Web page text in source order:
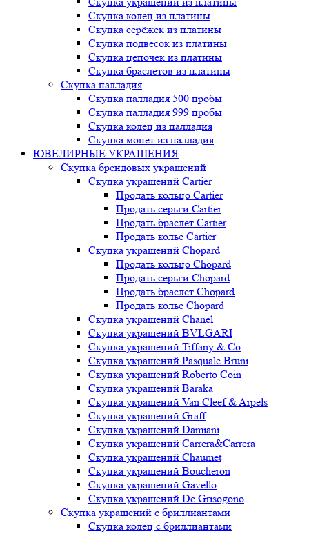
Скупка колец из платины
Скупка серёжек из платины
Скупка подвесок из платины
Скупка цепочек из платины
Скупка браслетов из платины
Скупка палладия
Скупка палладия 500 пробы
Скупка палладия 999 пробы
Скупка колец из палладия
Скупка монет из палладия
ЮВЕЛИРНЫЕ УКРАШЕНИЯ
Скупка брендовых украшений
Скупка украшений Cartier
Продать кольцо Cartier
Продать серьги Cartier
Продать браслет Cartier
Продать колье Cartier
Скупка украшений Chopard
Продать кольцо Chopard
Продать серьги Chopard
Продать браслет Chopard
Продать колье Chopard
Скупка украшений Chanel
Скупка украшений BVLGARI
Скупка украшений Tiffany & Co
Скупка украшений Pasquale Bruni
Скупка украшений Roberto Coin
Скупка украшений Baraka
Скупка украшений Van Cleef & Arpels
Скупка украшений Graff
Скупка украшений Damiani
Скупка украшений Carrera&Carrera
Скупка украшений Chaumet
Скупка украшений Boucheron
Скупка украшений Gavello
Скупка украшений De Grisogono
Скупка украшений с бриллиантами
Скупка колец с бриллиантами